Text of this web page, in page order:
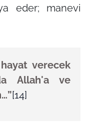
eder; manevi
verecek
Allah'a ve
[14]